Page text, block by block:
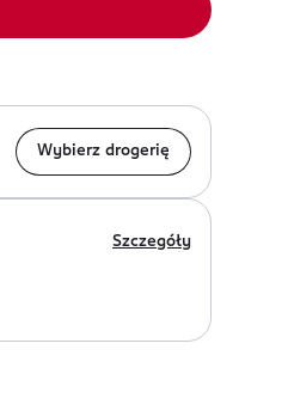
Wybierz drogerię
Szczegóły